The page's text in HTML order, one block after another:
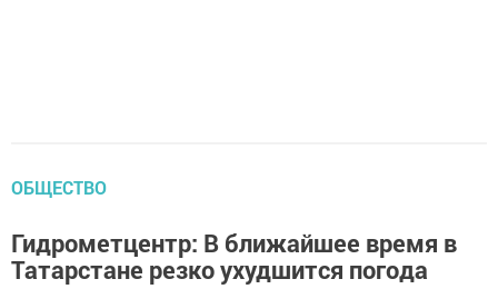
ОБЩЕСТВО
Гидрометцентр: В ближайшее время в
Татарстане резко ухудшится погода